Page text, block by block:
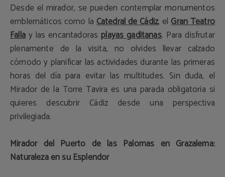
Desde el mirador, se pueden contemplar monumentos
emblemáticos como la Catedral de Cádiz, elGran Teatro
Fallay las encantadorasplayas gaditanas. Para disfrutar
plenamente de la visita, no olvides llevar calzado
cómodo y planificar las actividades durante las primeras
horas del día para evitar las multitudes. Sin duda, el
Mirador de la Torre Tavira es una parada obligatoria si
quieres descubrir Cádiz desde una perspectiva
privilegiada.
Mirador del Puerto de las Palomas en Grazalema:
Naturaleza en su Esplendor